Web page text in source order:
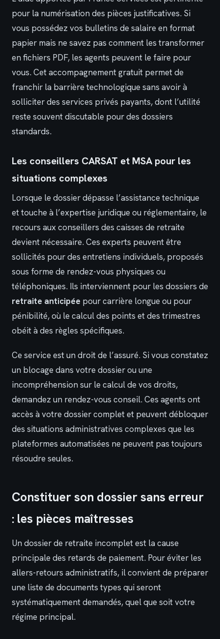
pour la numérisation des pièces justificatives. Si
vous possédez vos bulletins de salaire en format
papier mais ne savez pas comment les transformer
en fichiers PDF, les agents peuvent le faire pour
vous. Cet accompagnement gratuit permet de
franchir la barrière technologique sans avoir à
solliciter des services privés payants, dont l’utilité
reste souvent discutable pour des dossiers
standards.
Les conseillers CARSAT et MSA pour les
situations complexes
Lorsque le dossier dépasse l’assistance technique
et touche à l’expertise juridique ou réglementaire, le
recours aux conseillers des caisses de retraite
devient nécessaire. Ces experts peuvent être
sollicités pour des entretiens individuels, proposés
sous forme de rendez-vous physiques ou
téléphoniques. Ils interviennent pour les dossiers de
retraite anticipée pour carrière longue ou pour
pénibilité, où le calcul des points et des trimestres
obéit à des règles spécifiques.
Ce service est un droit de l’assuré. Si vous constatez
un blocage dans votre dossier ou une
incompréhension sur le calcul de vos droits,
demandez un rendez-vous conseil. Ces agents ont
accès à votre dossier complet et peuvent débloquer
des situations administratives complexes que les
plateformes automatisées ne peuvent pas toujours
résoudre seules.
Constituer son dossier sans erreur
: les pièces maîtresses
Un dossier de retraite incomplet est la cause
principale des retards de paiement. Pour éviter les
allers-retours administratifs, il convient de préparer
une liste de documents types qui seront
systématiquement demandés, quel que soit votre
régime principal.